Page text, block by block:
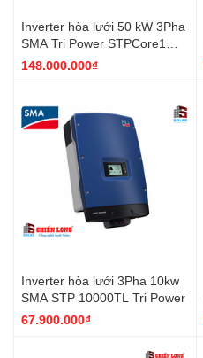
Inverter hòa lưới 50 kW 3Pha
SMA Tri Power STPCore1
STP 50-40
148.000.000₫
Inverter hòa lưới 3Pha 10kw
SMA STP 10000TL Tri Power
67.900.000₫